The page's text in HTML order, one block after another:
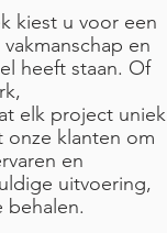
kiest u voor een
en
heeft staan. Of
elk project uniek
onze klanten om
en
uitvoering,
behalen.